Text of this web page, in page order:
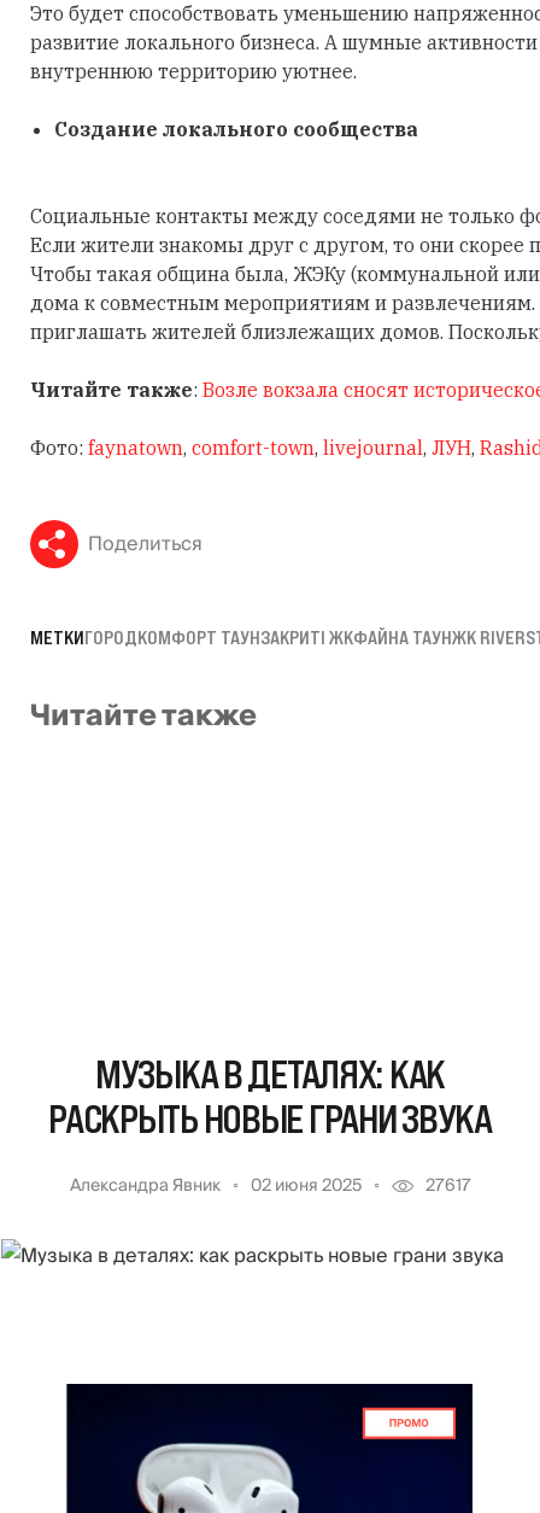
Это будет способствовать уменьшению
развитие локального бизнеса. А шумные
внутреннюю территорию уютнее.
Создание локального сообщества
Социальные контакты между соседями не только
Если жители знакомы друг с другом, то они
Чтобы такая община была, ЖЭКу (коммунальной
дома к совместным мероприятиям и
приглашать жителей близлежащих домов.
Читайте также: Возле вокзала сносят
Фото: faynatown, comfort-town, livejournal, ЛУН,
Поделиться
МЕТКИГОРОДКОМФОРТ ТАУНЗАКРИТІ ЖКФАЙНА ТАУНЖК
Читайте также
МУЗЫКА В ДЕТАЛЯХ: КАК
РАСКРЫТЬ НОВЫЕ ГРАНИ ЗВУКА
Александра Явник 02 июня 2025 27617